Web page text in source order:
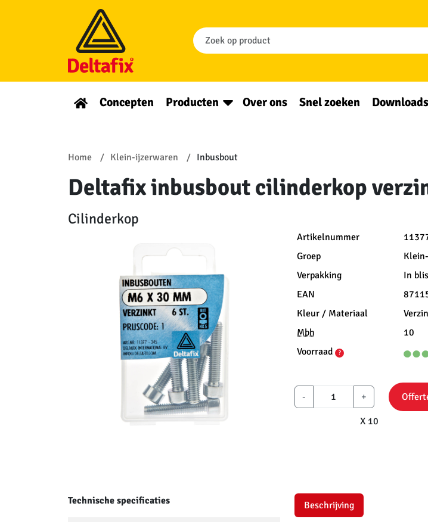
Concepten Producten Over ons Snel zoeken Downloads
Home Klein-ijzerwaren Inbusbout
Deltafix inbusbout cilinderkop
Cilinderkop
Artikelnummer
Groep
Verpakking
In
EAN
Kleur / Materiaal
Mbh
10
Voorraad
?
- +
X 10
Technische specificaties Beschrijving